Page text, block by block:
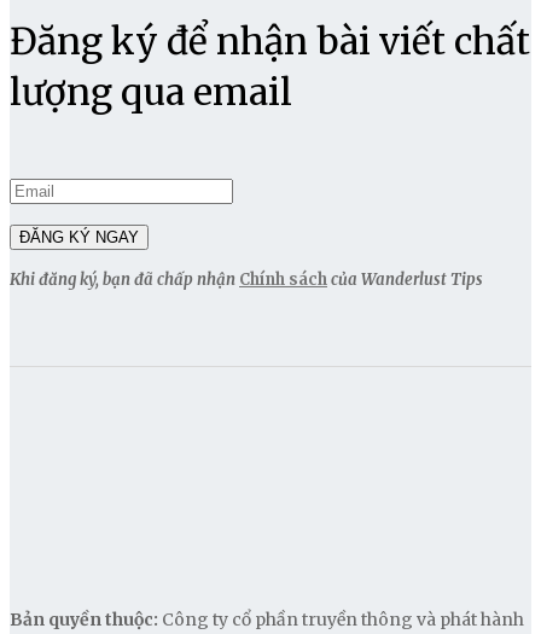
Đăng ký để nhận bài viết chất
lượng qua email
Khi đăng ký, bạn đã chấp nhận Chính sáchcủa Wanderlust Tips
Bản quyền thuộc: Công ty cổ phần truyền thông và phát hành